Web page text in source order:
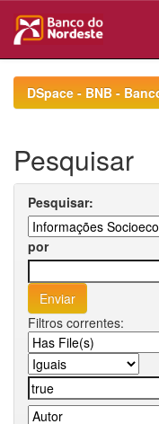
navigationDSpace - BNB -
Pesquisar
Pesquisar:
por
Filtros correntes: